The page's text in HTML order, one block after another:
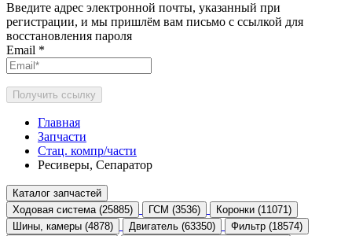
Введите адрес электронной почты, указанный при
регистрации, и мы пришлём вам письмо с ссылкой для
восстановления пароля
Email *
Получить ссылку
Главная
Запчасти
Стац. компр/части
Ресиверы, Сепаратор
Каталог запчастей
Ходовая система (25885)
ГСМ (3536)
Коронки (11071)
Шины, камеры (4878)
Двигатель (63350)
Фильтр (18574)